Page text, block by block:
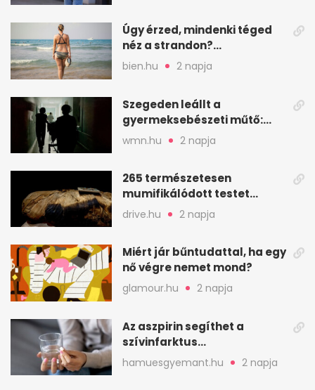
Úgy érzed, mindenki téged
néz a strandon?
Pszichológusok szerint más
áll a háttérben
bien.hu 2 napja
Szegeden leállt a
gyermeksebészeti műtő:
elfogytak a tartalékok
wmn.hu 2 napja
265 természetesen
mumifikálódott testet
találtak egy váci templom
drive.hu 2 napja
Miért jár bűntudattal, ha egy
nő végre nemet mond?
glamour.hu 2 napja
Az aszpirin segíthet a
szívinfarktus
megelőzésében, de nem
mindenkinek
hamuesgyemant.hu 2 napja